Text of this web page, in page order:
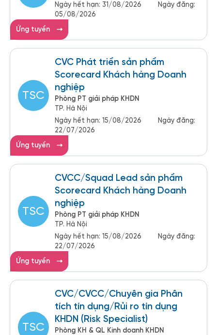
Ngày hết hạn: 31/08/2026
Ngày đăng:
05/08/2026
Ứng tuyển
TSC
CVC Phát triển sản phẩm
Scorecard Khách hàng Doanh
nghiệp
Phòng PT giải pháp KHDN
TP. Hà Nội
Ngày hết hạn: 15/08/2026
Ngày đăng:
22/07/2026
Ứng tuyển
TSC
CVCC/Squad Lead sản phẩm
Scorecard Khách hàng Doanh
nghiệp
Phòng PT giải pháp KHDN
TP. Hà Nội
Ngày hết hạn: 15/08/2026
Ngày đăng:
22/07/2026
Ứng tuyển
TSC
CVC/CVCC/Chuyên gia Phân
tích tín dụng/Rủi ro tín dụng
KHDN (Risk Specialist)
Phòng KH & QL Kinh doanh KHDN